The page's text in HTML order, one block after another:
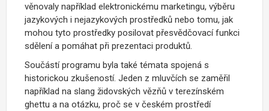
věnovaly například elektronickému marketingu, výběru
jazykových i nejazykových prostředků nebo tomu, jak
mohou tyto prostředky posilovat přesvědčovací funkci
sdělení a pomáhat při prezentaci produktů.
Součástí programu byla také témata spojená s
historickou zkušeností. Jeden z mluvčích se zaměřil
například na slang židovských vězňů v terezínském
ghettu a na otázku, proč se v českém prostředí